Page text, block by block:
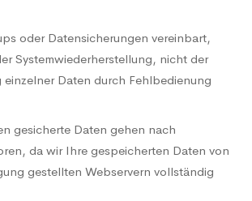
oder Datensicherungen vereinbart,
Systemwiederherstellung, nicht der
Daten durch Fehlbedienung
gesicherte Daten gehen nach
da wir Ihre gespeicherten Daten von
gestellten Webservern vollständig